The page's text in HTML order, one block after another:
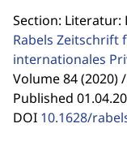
Section: Literatur:
Rabels Zeitschrift
internationales
Volume 84 (2020) /
Published
DOI 10.1628/